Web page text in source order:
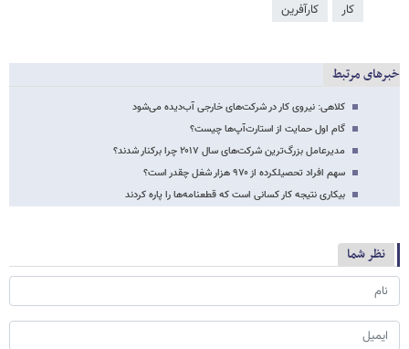
کار کارآفرین
خبرهای مرتبط
کلاهی: نیروی کار در شرکت‌های خارجی آب‌دیده می‌شود
گام اول حمایت از استارت‌آپ‌ها چیست؟
مدیرعامل بزرگ‌ترین شرکت‌های سال ۲۰۱۷ چرا برکنار شدند؟
سهم افراد تحصیلکرده از ۹۷۰ هزار شغل چقدر است؟
بیکاری نتیجه‌ کار کسانی است که قطعنامه‌ها را پاره کردند
نظر شما